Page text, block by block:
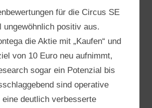
für die Circus SE
ungewöhnlich positiv aus.
die Aktie mit „Kaufen“ und
von 10 Euro neu aufnimmt,
sogar ein Potenzial bis
sind operative
deutlich verbesserte